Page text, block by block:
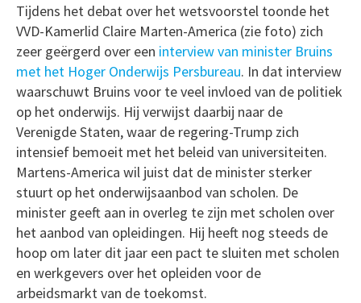
Tijdens het debat over het wetsvoorstel toonde het
VVD-Kamerlid Claire Marten-America (zie foto) zich
zeer geërgerd over een interview van minister Bruins
met het Hoger Onderwijs Persbureau. In dat interview
waarschuwt Bruins voor te veel invloed van de politiek
op het onderwijs. Hij verwijst daarbij naar de
Verenigde Staten, waar de regering-Trump zich
intensief bemoeit met het beleid van universiteiten.
Martens-America wil juist dat de minister sterker
stuurt op het onderwijsaanbod van scholen. De
minister geeft aan in overleg te zijn met scholen over
het aanbod van opleidingen. Hij heeft nog steeds de
hoop om later dit jaar een pact te sluiten met scholen
en werkgevers over het opleiden voor de
arbeidsmarkt van de toekomst.